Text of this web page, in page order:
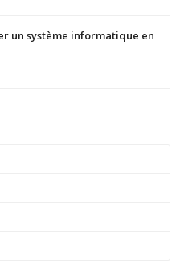
un système informatique en